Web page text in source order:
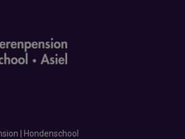
| Hondenschool